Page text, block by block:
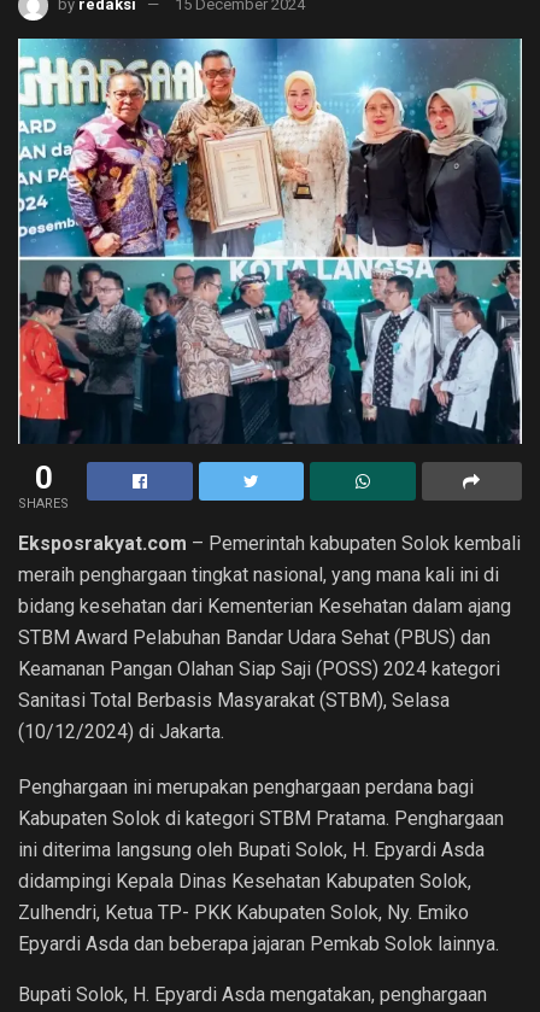
by redaksi 15 December 2024
0
SHARES
Eksposrakyat.com – Pemerintah kabupaten Solok kembali
meraih penghargaan tingkat nasional, yang mana kali ini di
bidang kesehatan dari Kementerian Kesehatan dalam ajang
STBM Award Pelabuhan Bandar Udara Sehat (PBUS) dan
Keamanan Pangan Olahan Siap Saji (POSS) 2024 kategori
Sanitasi Total Berbasis Masyarakat (STBM), Selasa
(10/12/2024) di Jakarta.
Penghargaan ini merupakan penghargaan perdana bagi
Kabupaten Solok di kategori STBM Pratama. Penghargaan
ini diterima langsung oleh Bupati Solok, H. Epyardi Asda
didampingi Kepala Dinas Kesehatan Kabupaten Solok,
Zulhendri, Ketua TP- PKK Kabupaten Solok, Ny. Emiko
Epyardi Asda dan beberapa jajaran Pemkab Solok lainnya.
Bupati Solok, H. Epyardi Asda mengatakan, penghargaan